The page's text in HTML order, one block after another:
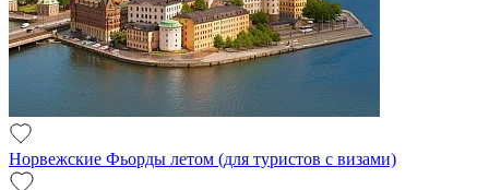
Норвежские Фьорды летом (для туристов с визами)